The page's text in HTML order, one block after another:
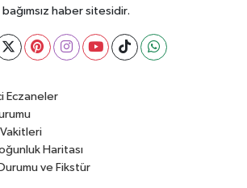
bağımsız haber sitesidir.
Eczaneler
Haritası
ve Fikstür